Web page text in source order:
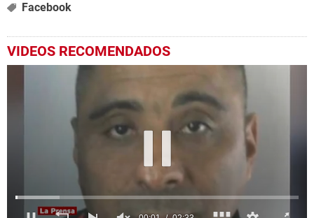
Facebook
VIDEOS RECOMENDADOS